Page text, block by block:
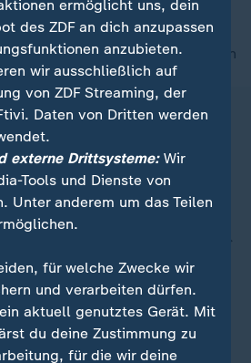
nach oben
ermöglicht uns, dein
des ZDF an dich anzupassen
anzubieten.
wir ausschließlich auf
von ZDF Streaming, der
Daten von Dritten werden
externe Drittsysteme:Wir
Tools und Dienste von
Unter anderem um das Teilen
für welche Zwecke wir
und verarbeiten dürfen.
aktuell genutztes Gerät. Mit
du deine Zustimmung zu
für die wir deine